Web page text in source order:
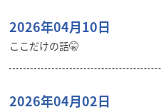
2026年04月10日
ここだけの話🤫
2026年04月02日